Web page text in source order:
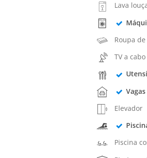
Lava
Roupa
TV a
Elevador
Piscina